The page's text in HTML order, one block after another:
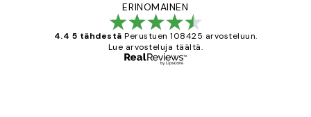
ERINOMAINEN
4.4 5 tähdestä Perustuen 108425 arvosteluun.
Lue arvosteluja täältä.